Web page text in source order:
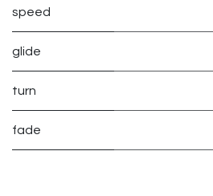
speed
glide
turn
fade